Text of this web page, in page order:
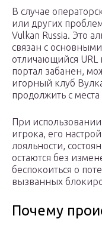
В случае
или других
Vulkan Russia. Это
связан с
отличающийся URL
портал забанен,
игорный клуб
продолжить с
При использовании
игрока, его
лояльности,
остаются без
беспокоиться о
вызванных
Почему